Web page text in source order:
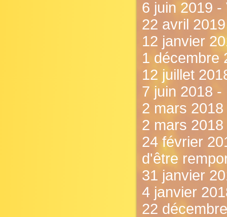
6 juin 2019 -
22 avril
12 janvier
1 décembre
12 juillet
7 juin 2018 -
2 mars
2 mars
24 février
d'être
31 janvier
4 janvier
22